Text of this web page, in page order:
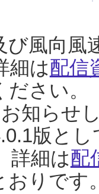
び風向風
細は配信
ださい。
知らせ
版と
詳細は配
おりです